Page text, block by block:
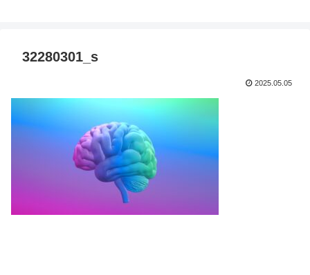
32280301_s
2025.05.05